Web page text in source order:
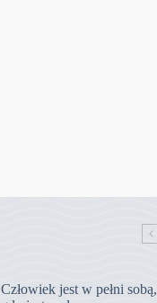
Człowiek jest w pełni sobą,